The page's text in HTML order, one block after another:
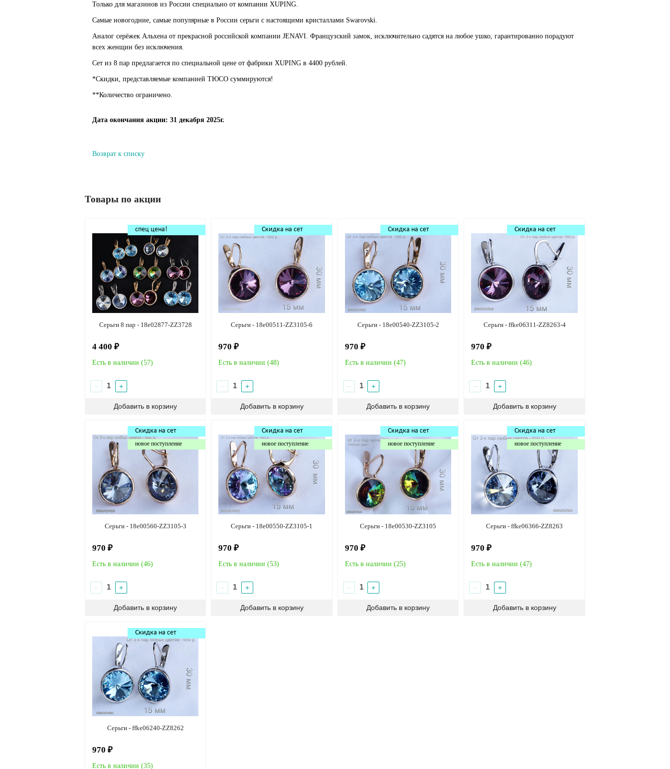
Только для магазинов из России специально от компании XUPING.
Самые новогодние, самые популярные в России серьги с настоящими кристаллами Swarovski.
Аналог серёжек Альхена от прекрасной российской компании JENAVI. Французский замок, исключительно садятся на любое ушко, гарантированно порадуют
всех женщин без исключения.
Сет из 8 пар предлагается по специальной цене от фабрики XUPING в 4400 рублей.
*Скидки, представляемые компанией ТЮСО суммируются!
**Количество ограничено.
Дата окончания акции: 31 декабря 2025г.
Возврат к списку
Товары по акции
спец цена!
Серьги 8 пар - 18e02877-ZZ3728
4 400 ₽
Есть в наличии (57)
− +
Скидка на сет
Серьги - 18e00511-ZZ3105-6
970 ₽
Есть в наличии (48)
− +
Скидка на сет
Серьги - 18e00540-ZZ3105-2
970 ₽
Есть в наличии (47)
− +
Скидка на сет
Серьги - ffke06311-ZZ8263-4
970 ₽
Есть в наличии (46)
− +
Скидка на сет
новое поступление
Серьги - 18e00560-ZZ3105-3
970 ₽
Есть в наличии (46)
− +
Скидка на сет
новое поступление
Серьги - 18e00550-ZZ3105-1
970 ₽
Есть в наличии (53)
− +
Скидка на сет
новое поступление
Серьги - 18e00530-ZZ3105
970 ₽
Есть в наличии (25)
− +
Скидка на сет
новое поступление
Серьги - ffke06366-ZZ8263
970 ₽
Есть в наличии (47)
− +
Скидка на сет
Серьги - ffke06240-ZZ8262
970 ₽
Есть в наличии (35)